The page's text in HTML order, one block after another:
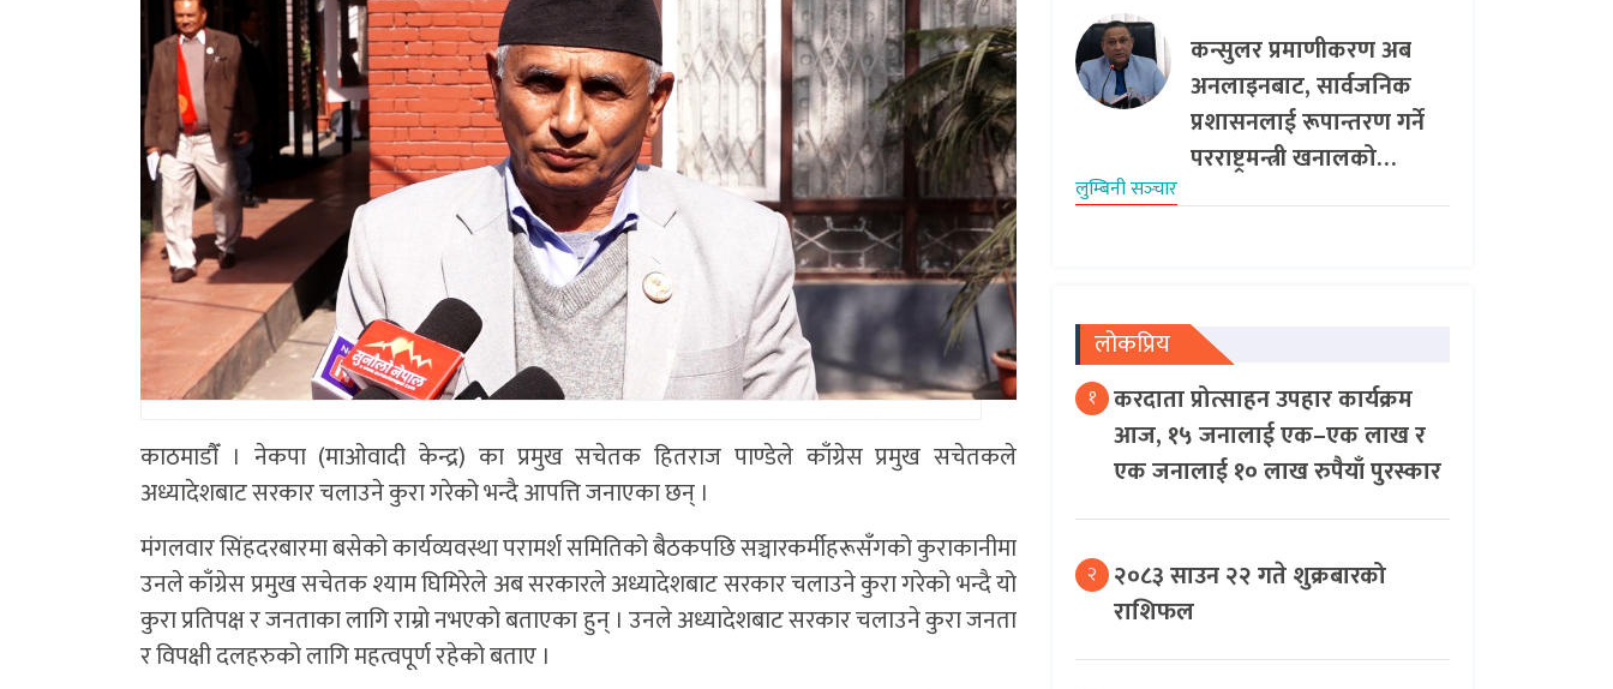
काठमाडाैँ । नेकपा (माओवादी केन्द्र) का प्रमुख सचेतक हितराज पाण्डेले काँग्रेस प्रमुख सचेतकले
अध्यादेशबाट सरकार चलाउने कुरा गरेको भन्दै आपत्ति जनाएका छन् ।
मंगलवार सिंहदरबारमा बसेको कार्यव्यवस्था परामर्श समितिको बैठकपछि सञ्चारकर्मीहरूसँगको कुराकानीमा
उनले काँग्रेस प्रमुख सचेतक श्याम घिमिरेले अब सरकारले अध्यादेशबाट सरकार चलाउने कुरा गरेकाे भन्दै यो
कुरा प्रतिपक्ष र जनताका लागि राम्रो नभएको बताएका हुन् । उनले अध्यादेशबाट सरकार चलाउने कुरा जनता
र विपक्षी दलहरुको लागि महत्वपूर्ण रहेको बताए ।
कन्सुलर प्रमाणीकरण अब
अनलाइनबाट, सार्वजनिक
प्रशासनलाई रूपान्तरण गर्ने
परराष्ट्रमन्त्री खनालको…
लुम्बिनी सञ्‍चार
लोकप्रिय
१ करदाता प्रोत्साहन उपहार कार्यक्रम
आज, १५ जनालाई एक–एक लाख र
एक जनालाई १० लाख रुपैयाँ पुरस्कार
२ २०८३ साउन २२ गते शुक्रबारको
राशिफल